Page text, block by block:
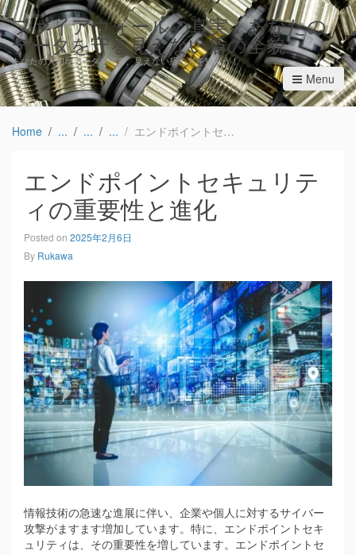
ファイアウォールの真実：あなたの
データを守る見えない盾の全貌
あなたの大切なデータを守る、見えない盾の力を知ろう！
Menu
Home エンドポイントセキュリティの重要性と進化
エンドポイントセキュリテ
ィの重要性と進化
Posted on 2025年2月6日
By Rukawa
情報技術の急速な進展に伴い、企業や個人に対するサイバー
攻撃がますます増加しています。 特に、エンドポイントセキ
ュリティは、その重要性を増しています。エンドポイントセ